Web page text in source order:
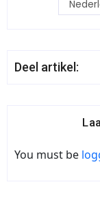
Deel artikel:
You must be